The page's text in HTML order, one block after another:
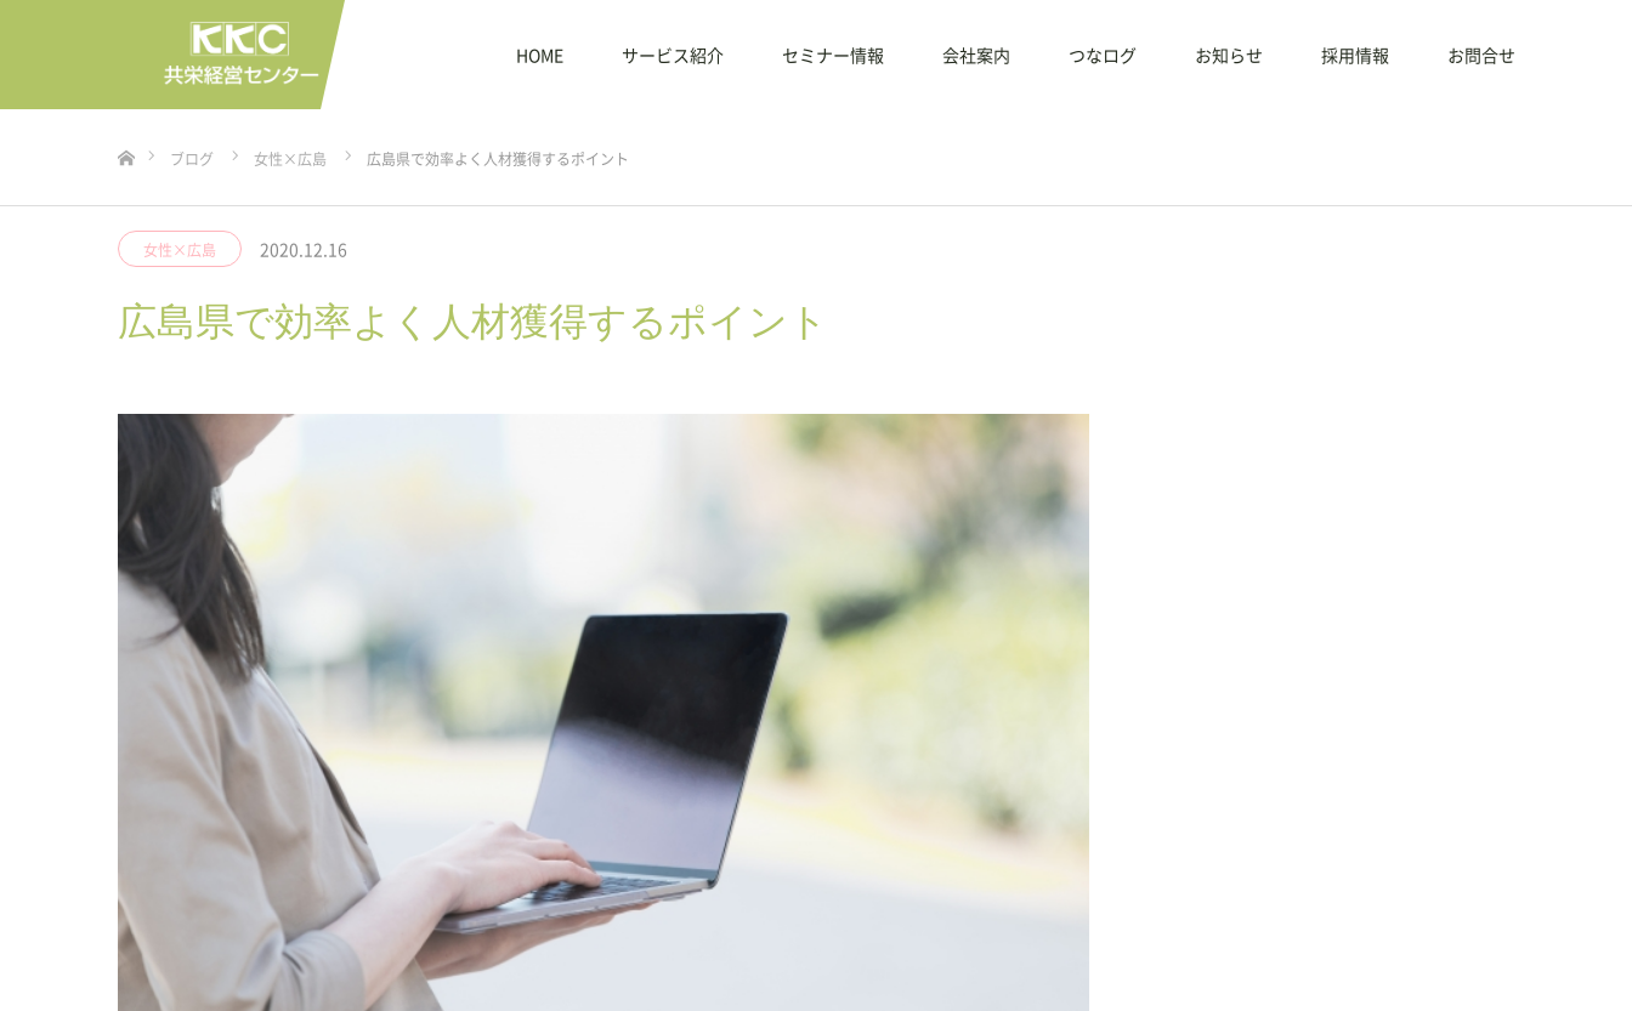
HOME サービス紹介 セミナー情報 会社案内 つなログ お知らせ 採用情報 お問合せ
ブログ
女性×広島 広島県で効率よく人材獲得するポイント
女性×広島 2020.12.16
広島県で効率よく人材獲得するポイント